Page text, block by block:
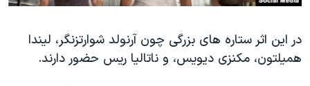
در این اثر ستاره های بزرگی چون آرنولد شوارتزنگر، لیندا
همیلتون، مکنزی دیویس، و ناتالیا ریس حضور دارند.